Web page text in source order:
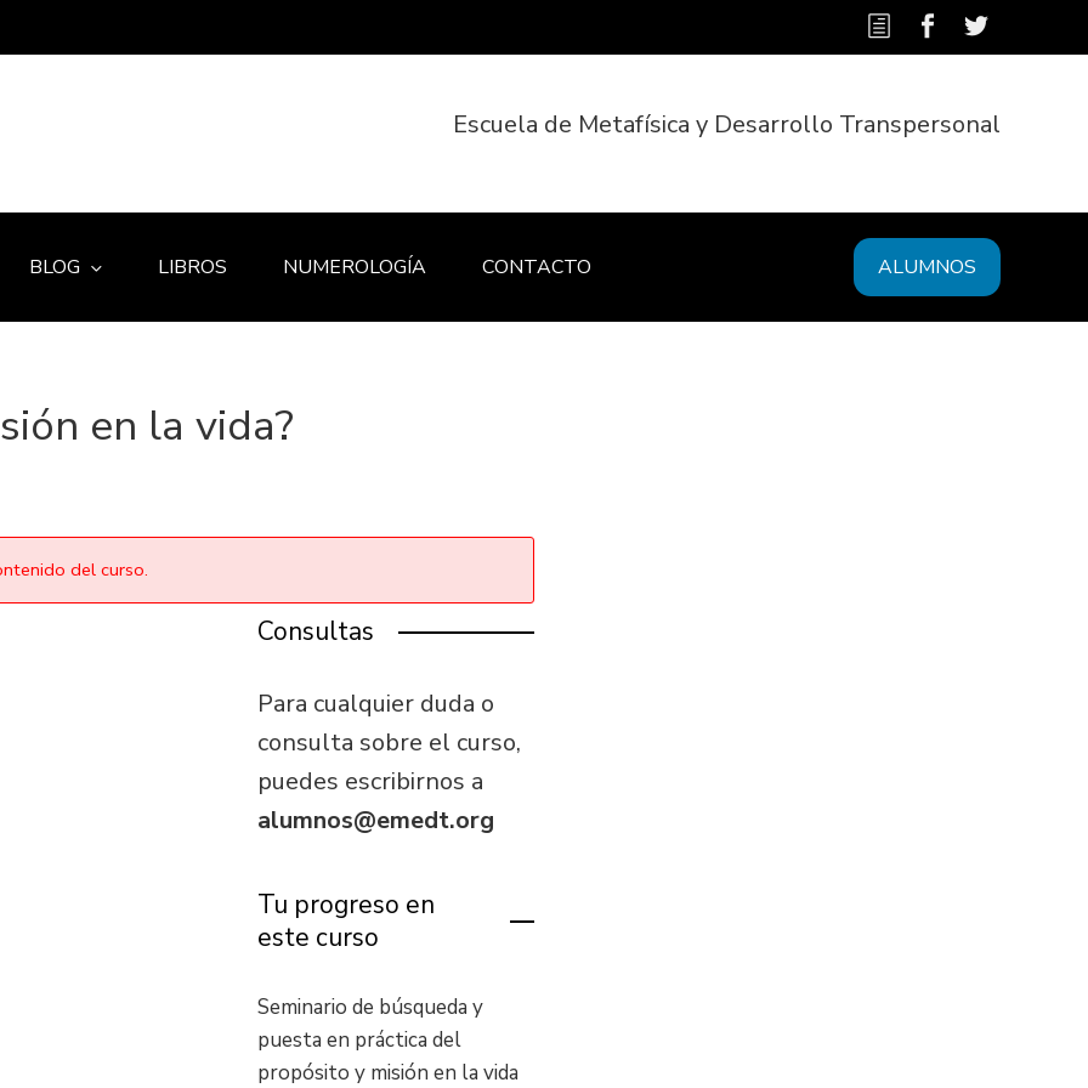
Escuela de Metafísica y Desarrollo Transpersonal
BLOG LIBROS NUMEROLOGÍA CONTACTO ALUMNOS
en la vida?
del curso.
Consultas
Para cualquier duda o
consulta sobre el curso,
puedes escribirnos a
alumnos@emedt.org
Tu progreso en
este curso
Seminario de búsqueda y
puesta en práctica del
propósito y misión en la vida